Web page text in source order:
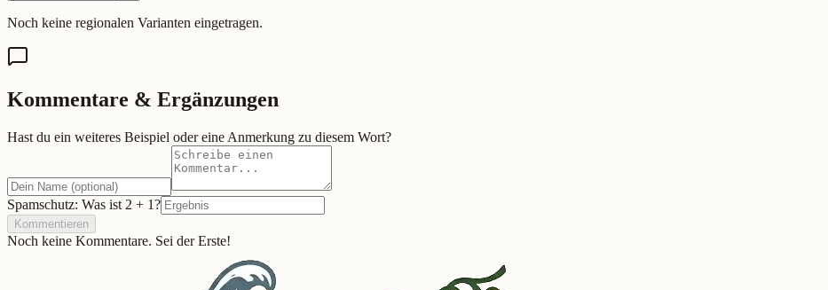
Noch keine regionalen Varianten eingetragen.
Kommentare & Ergänzungen
Hast du ein weiteres Beispiel oder eine Anmerkung zu diesem Wort?
Spamschutz: Was ist 2 + 1?
Kommentieren
Noch keine Kommentare. Sei der Erste!